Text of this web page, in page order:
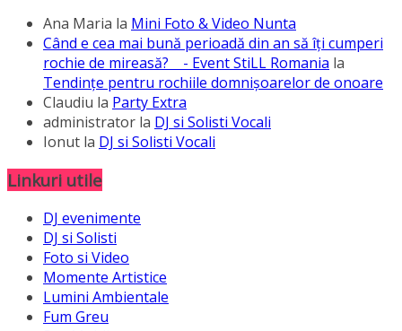
Ana Maria la Mini Foto & Video Nunta
Când e cea mai bună perioadă din an să îți cumperi
rochie de mireasă? - Event StiLL Romania la
Tendințe pentru rochiile domnișoarelor de onoare
Claudiu la Party Extra
administrator la DJ si Solisti Vocali
Ionut la DJ si Solisti Vocali
Linkuri utile
DJ evenimente
DJ si Solisti
Foto si Video
Momente Artistice
Lumini Ambientale
Fum Greu